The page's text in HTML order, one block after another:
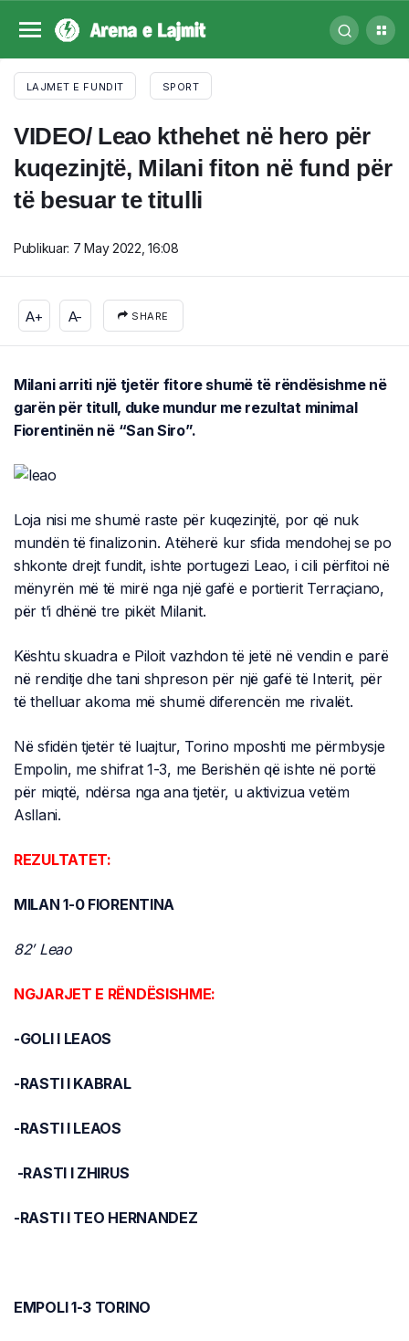
LAJMET E FUNDIT SPORT
VIDEO/ Leao kthehet në hero për
kuqezinjtë, Milani fiton në fund për
të besuar te titulli
Publikuar: 7 May 2022, 16:08
A+ A- SHARE
Milani arriti një tjetër fitore shumë të rëndësishme në
garën për titull, duke mundur me rezultat minimal
Fiorentinën në “San Siro”.
Loja nisi me shumë raste për kuqezinjtë, por që nuk
mundën të finalizonin. Atëherë kur sfida mendohej se po
shkonte drejt fundit, ishte portugezi Leao, i cili përfitoi në
mënyrën më të mirë nga një gafë e portierit Terraçiano,
për t’i dhënë tre pikët Milanit.
Kështu skuadra e Piloit vazhdon të jetë në vendin e parë
në renditje dhe tani shpreson për një gafë të Interit, për
të thelluar akoma më shumë diferencën me rivalët.
Në sfidën tjetër të luajtur, Torino mposhti me përmbysje
Empolin, me shifrat 1-3, me Berishën që ishte në portë
për miqtë, ndërsa nga ana tjetër, u aktivizua vetëm
Asllani.
REZULTATET:
MILAN 1-0 FIORENTINA
82′ Leao
NGJARJET E RËNDËSISHME:
-GOLI I LEAOS
-RASTI I KABRAL
-RASTI I LEAOS
-RASTI I ZHIRUS
-RASTI I TEO HERNANDEZ
EMPOLI 1-3 TORINO